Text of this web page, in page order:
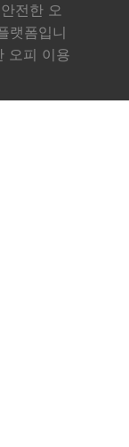
전한 오
랫폼입니
오피 이용